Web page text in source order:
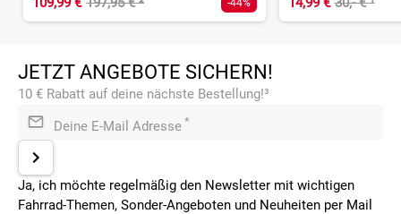
-44%
JETZT ANGEBOTE SICHERN!
10 € Rabatt auf deine nächste Bestellung!³
Deine E-Mail Adresse *
Ja, ich möchte regelmäßig den Newsletter mit wichtigen
Fahrrad-Themen, Sonder-Angeboten und Neuheiten per Mail